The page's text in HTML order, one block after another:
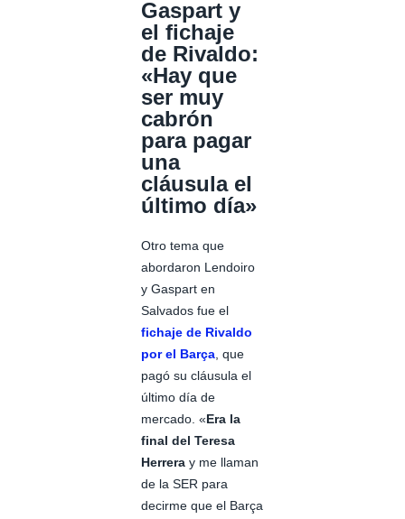
Gaspart y
el fichaje
de Rivaldo:
«Hay que
ser muy
cabrón
para pagar
una
cláusula el
último día»
Otro tema que
abordaron Lendoiro
y Gaspart en
Salvados fue el
fichaje de Rivaldo
por el Barça , que
pagó su cláusula el
último día de
mercado. «Era la
final del Teresa
Herrera y me llaman
de la SER para
decirme que el Barça